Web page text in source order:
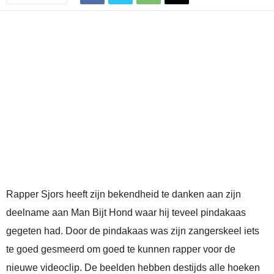
Rapper Sjors heeft zijn bekendheid te danken aan zijn
deelname aan Man Bijt Hond waar hij teveel pindakaas
gegeten had. Door de pindakaas was zijn zangerskeel iets
te goed gesmeerd om goed te kunnen rapper voor de
nieuwe videoclip. De beelden hebben destijds alle hoeken